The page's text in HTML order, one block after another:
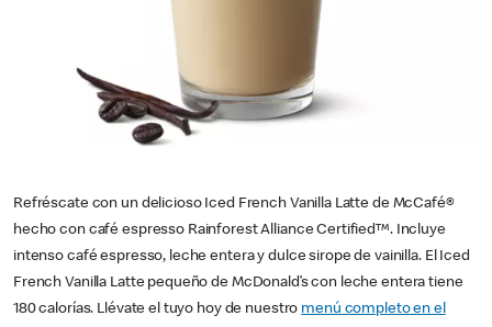
Refréscate con un delicioso Iced French Vanilla Latte de McCafé®
hecho con café espresso Rainforest Alliance Certified™. Incluye
intenso café espresso, leche entera y dulce sirope de vainilla. El Iced
French Vanilla Latte pequeño de McDonald’s con leche entera tiene
180 calorías. Llévate el tuyo hoy de nuestro menú completo en el